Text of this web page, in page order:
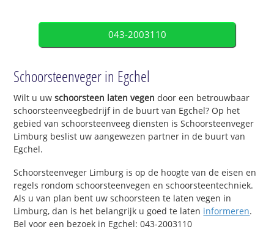
043-2003110
Schoorsteenveger in Egchel
Wilt u uwschoorsteen laten vegen door een betrouwbaar
schoorsteenveegbedrijf in de buurt van Egchel? Op het
gebied van schoorsteenveeg diensten is Schoorsteenveger
Limburg beslist uw aangewezen partner in de buurt van
Egchel.
Schoorsteenveger Limburg is op de hoogte van de eisen en
regels rondom schoorsteenvegen en schoorsteentechniek.
Als u van plan bent uw schoorsteen te laten vegen in
Limburg, dan is het belangrijk u goed te laten informeren.
Bel voor een bezoek in Egchel: 043-2003110